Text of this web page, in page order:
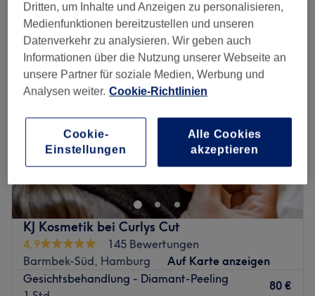
Montag 12:00–20:00
Dienstag
11:00–20:00
Mittwoch
11:00–20:00
Donnerstag
11:00–20:00
Freitag
11:00– 20:00
Samstag
Sonntag
Geschlossen
Bei Hautsache Gesund verschmelzen moderne ästhetische
Verfahren mit der Sorgfalt und Aufmerksamkeit einer
ganzheitlichen Herangehensweise. Das Ziel ist es, nicht
nur ästhetische Veränderungen zu erreichen, sondern das
Erscheinungsbild der Haut durch Hautgesundheit
nachhaltig zu beeinflussen.
Individuelle Beratung und Behandlung sind
selbstverständlich und die Ziele des Einzelnen stehen im
Mittelpunkt. Die Inhaberin Nicole Engelbrecht ist
KJ Kosmetik bei Curlys Cut
4,9
145 Bewertungen
Barmbek-Süd, Hamburg
Auf Karte anzeigen
Gesichtsbehandlung - Diamant-Peeling
80 €
Dritten, um Inhalte und Anzeigen zu personalisieren,
Medienfunktionen bereitzustellen und unseren
Datenverkehr zu analysieren. Wir geben auch
Informationen über die Nutzung unserer Webseite an
unsere Partner für soziale Medien, Werbung und
Analysen weiter. Cookie-Richtlinien
Cookie-
Einstellungen
Alle Cookies
akzeptieren